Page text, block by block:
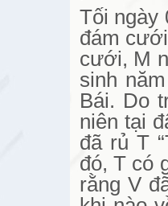
Tối ngày
đám
cưới, M
sinh
Bái. Do
niên tại
đã rủ T
đó, T có
rằng V